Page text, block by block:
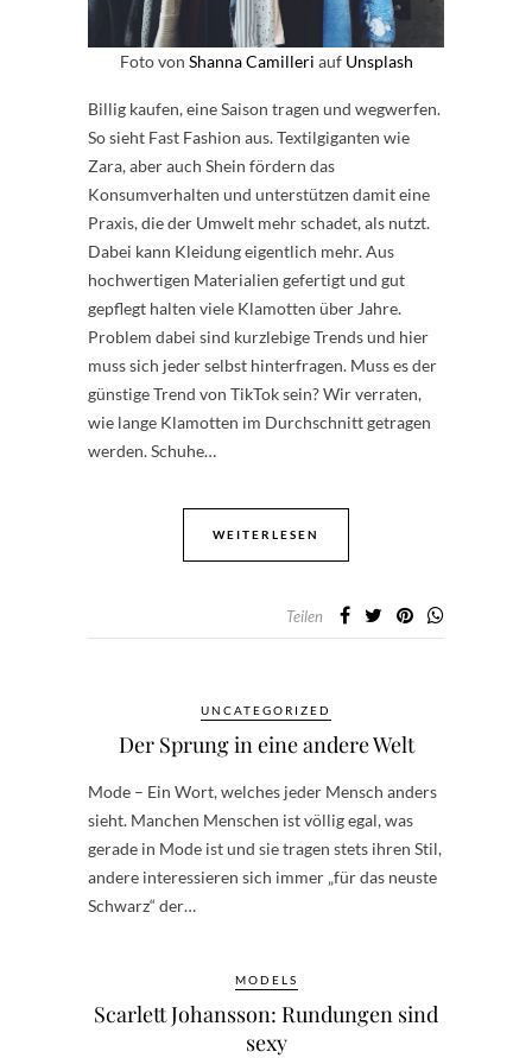
Foto von Shanna Camilleri auf Unsplash
Billig kaufen, eine Saison tragen und wegwerfen.
So sieht Fast Fashion aus. Textilgiganten wie
Zara, aber auch Shein fördern das
Konsumverhalten und unterstützen damit eine
Praxis, die der Umwelt mehr schadet, als nutzt.
Dabei kann Kleidung eigentlich mehr. Aus
hochwertigen Materialien gefertigt und gut
gepflegt halten viele Klamotten über Jahre.
Problem dabei sind kurzlebige Trends und hier
muss sich jeder selbst hinterfragen. Muss es der
günstige Trend von TikTok sein? Wir verraten,
wie lange Klamotten im Durchschnitt getragen
werden. Schuhe…
WEITERLESEN
Teilen
UNCATEGORIZED
Der Sprung in eine andere Welt
Mode – Ein Wort, welches jeder Mensch anders
sieht. Manchen Menschen ist völlig egal, was
gerade in Mode ist und sie tragen stets ihren Stil,
andere interessieren sich immer „für das neuste
Schwarz“ der…
MODELS
Scarlett Johansson: Rundungen sind
sexy